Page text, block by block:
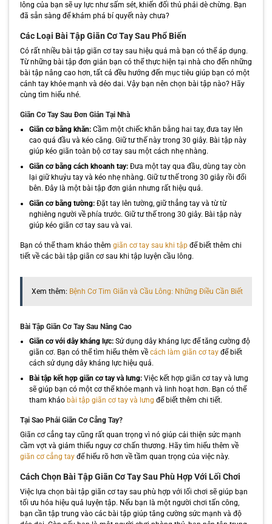
lông của bạn sẽ uy lực như sấm sét, khiến đối thủ phải dè chừng. Bạn
đã sẵn sàng để khám phá bí quyết này chưa?
Các Loại Bài Tập Giãn Cơ Tay Sau Phổ Biến
Có rất nhiều bài tập giãn cơ tay sau hiệu quả mà bạn có thể áp dụng.
Từ những bài tập đơn giản bạn có thể thực hiện tại nhà cho đến những
bài tập nâng cao hơn, tất cả đều hướng đến mục tiêu giúp bạn có một
cánh tay khỏe mạnh và dẻo dai. Vậy bạn nên chọn bài tập nào? Hãy
cùng tìm hiểu nhé.
Giãn Cơ Tay Sau Đơn Giản Tại Nhà
Giãn cơ bằng khăn:Cầm một chiếc khăn bằng hai tay, đưa tay lên
cao quá đầu và kéo căng. Giữ tư thế này trong 30 giây. Bài tập này
giúp kéo giãn toàn bộ cơ tay sau một cách nhẹ nhàng.
Giãn cơ bằng cách khoanh tay:Đưa một tay qua đầu, dùng tay còn
lại giữ khuỷu tay và kéo nhẹ nhàng. Giữ tư thế trong 30 giây rồi đổi
bên. Đây là một bài tập đơn giản nhưng rất hiệu quả.
Giãn cơ bằng tường:Đặt tay lên tường, giữ thẳng tay và từ từ
nghiêng người về phía trước. Giữ tư thế trong 30 giây. Bài tập này
giúp kéo giãn cơ tay sau và vai.
Bạn có thể tham khảo thêm giãn cơ tay sau khi tậpđể biết thêm chi
tiết về các bài tập giãn cơ sau khi tập luyện cầu lông.
Xem thêm: Bệnh Cơ Tim Giãn và Cầu Lông: Những Điều Cần Biết
Bài Tập Giãn Cơ Tay Sau Nâng Cao
Giãn cơ với dây kháng lực:Sử dụng dây kháng lực để tăng cường độ
giãn cơ. Bạn có thể tìm hiểu thêm về cách làm giãn cơ tayđể biết
cách sử dụng dây kháng lực hiệu quả.
Bài tập kết hợp giãn cơ tay và lưng:Việc kết hợp giãn cơ tay và lưng
sẽ giúp bạn có một cơ thể khỏe mạnh và linh hoạt hơn. Bạn có thể
tham khảo bài tập giãn cơ tay và lưng để biết thêm chi tiết.
Tại Sao Phải Giãn Cơ Cẳng Tay?
Giãn cơ cẳng tay cũng rất quan trọng vì nó giúp cải thiện sức mạnh
cầm vợt và giảm thiểu nguy cơ chấn thương. Hãy tìm hiểu thêm về
giãn cơ cẳng tayđể hiểu rõ hơn về tầm quan trọng của việc này.
Cách Chọn Bài Tập Giãn Cơ Tay Sau Phù Hợp Với Lối Chơi
Việc lựa chọn bài tập giãn cơ tay sau phù hợp với lối chơi sẽ giúp bạn
tối ưu hóa hiệu quả luyện tập. Nếu bạn là một người chơi tấn công,
bạn cần tập trung vào các bài tập giúp tăng cường sức mạnh và độ